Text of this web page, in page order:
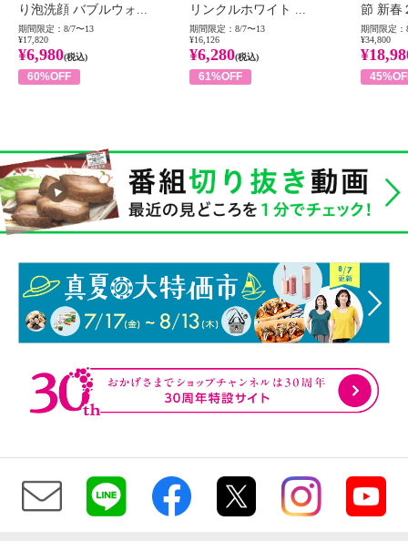
り泡洗顔 バブルウォ...
期間限定：8/7〜13
¥17,820
¥6,980(税込)
60%OFF
リンクルホワイト ...
期間限定：8/7〜13
¥16,126
¥6,280(税込)
61%OFF
節 新春
期間限定：
¥34,800